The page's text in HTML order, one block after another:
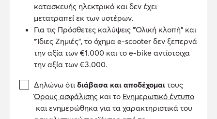
κατασκευής ηλεκτρικό και δεν έχει
μετατραπεί εκ των υστέρων.
Για τις Πρόσθετες καλύψεις "Όλική κλοπή" και
"Ίδιες Ζημιές", το όχημα e-scooter δεν ξεπερνά
την αξία των €1.000 και το e-bike αντίστοιχα
την αξία των €3.000.
Δηλώνω ότι διάβασα και αποδέχομαι τους
Όρους ασφάλισης και το Ενημερωτικό έντυπο
και ενημερώθηκα για τα χαρακτηριστικά του